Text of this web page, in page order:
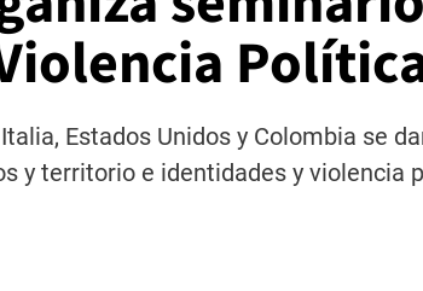
Estados Unidos y Colombia se
y territorio e identidades y violencia